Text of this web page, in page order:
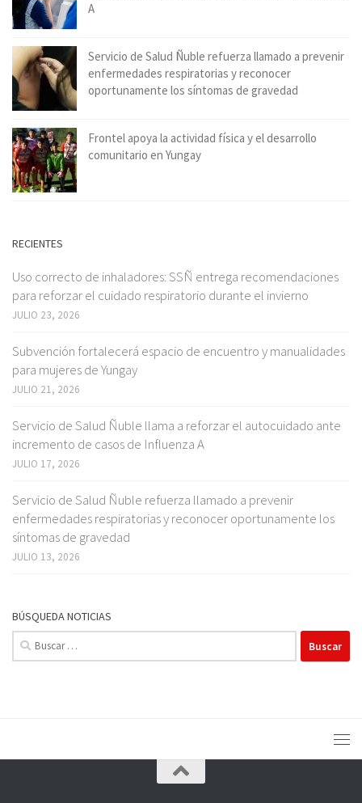
A
Servicio de Salud Ñuble refuerza llamado a prevenir
enfermedades respiratorias y reconocer
oportunamente los síntomas de gravedad
Frontel apoya la actividad física y el desarrollo
comunitario en Yungay
RECIENTES
Uso correcto de inhaladores: SSÑ entrega recomendaciones
para reforzar el cuidado respiratorio durante el invierno
JULIO 23, 2026
Subvención fortalecerá espacio de encuentro y manualidades
para mujeres de Yungay
JULIO 21, 2026
Servicio de Salud Ñuble llama a reforzar el autocuidado ante
incremento de casos de Influenza A
JULIO 17, 2026
Servicio de Salud Ñuble refuerza llamado a prevenir
enfermedades respiratorias y reconocer oportunamente los
síntomas de gravedad
JULIO 13, 2026
BÚSQUEDA NOTICIAS
Buscar: